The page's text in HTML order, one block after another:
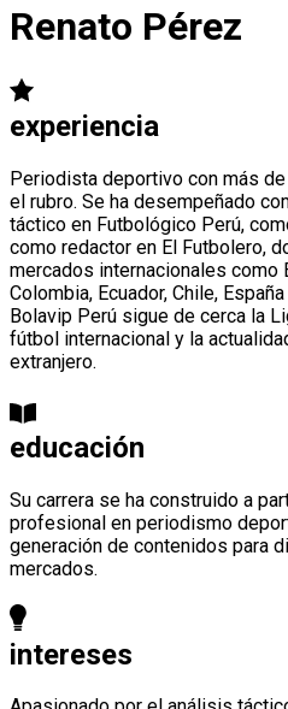
Renato Pérez
experiencia
Periodista deportivo con más
el rubro. Se ha desempeñado
táctico en Futbológico Perú,
como redactor en El Futbolero,
mercados internacionales como
Colombia, Ecuador, Chile,
Bolavip Perú sigue de cerca la
fútbol internacional y la
extranjero.
educación
Su carrera se ha construido a
profesional en periodismo
generación de contenidos para
mercados.
intereses